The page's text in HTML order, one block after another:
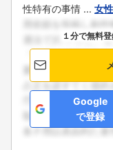
性特有の事情 ... 女
１分で無料
Google
で登録